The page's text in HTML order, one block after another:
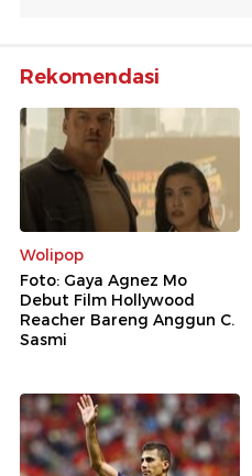
Rekomendasi
Wolipop
Foto: Gaya Agnez Mo
Debut Film Hollywood
Reacher Bareng Anggun C.
Sasmi